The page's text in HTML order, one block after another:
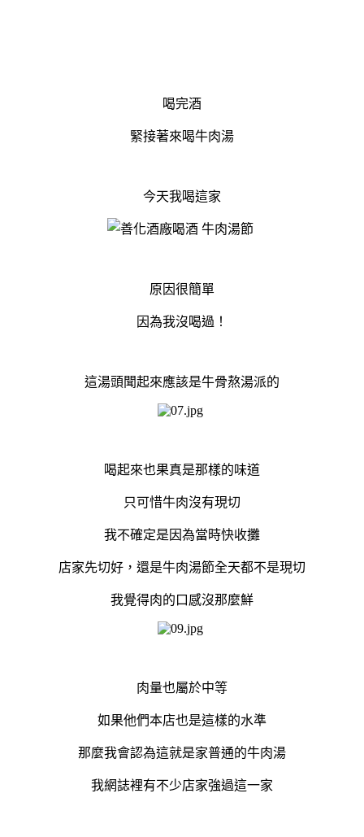
喝完酒
緊接著來喝牛肉湯
今天我喝這家
原因很簡單
因為我沒喝過！
這湯頭聞起來應該是牛骨熬湯派的
喝起來也果真是那樣的味道
只可惜牛肉沒有現切
我不確定是因為當時快收攤
店家先切好，還是牛肉湯節全天都不是現切
我覺得肉的口感沒那麼鮮
肉量也屬於中等
如果他們本店也是這樣的水準
那麼我會認為這就是家普通的牛肉湯
我網誌裡有不少店家強過這一家